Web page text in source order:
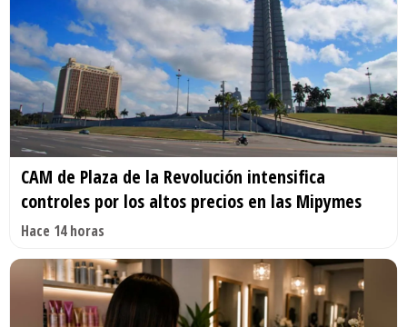
CAM de Plaza de la Revolución intensifica
controles por los altos precios en las Mipymes
Hace 14 horas